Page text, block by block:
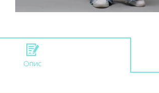
Опис